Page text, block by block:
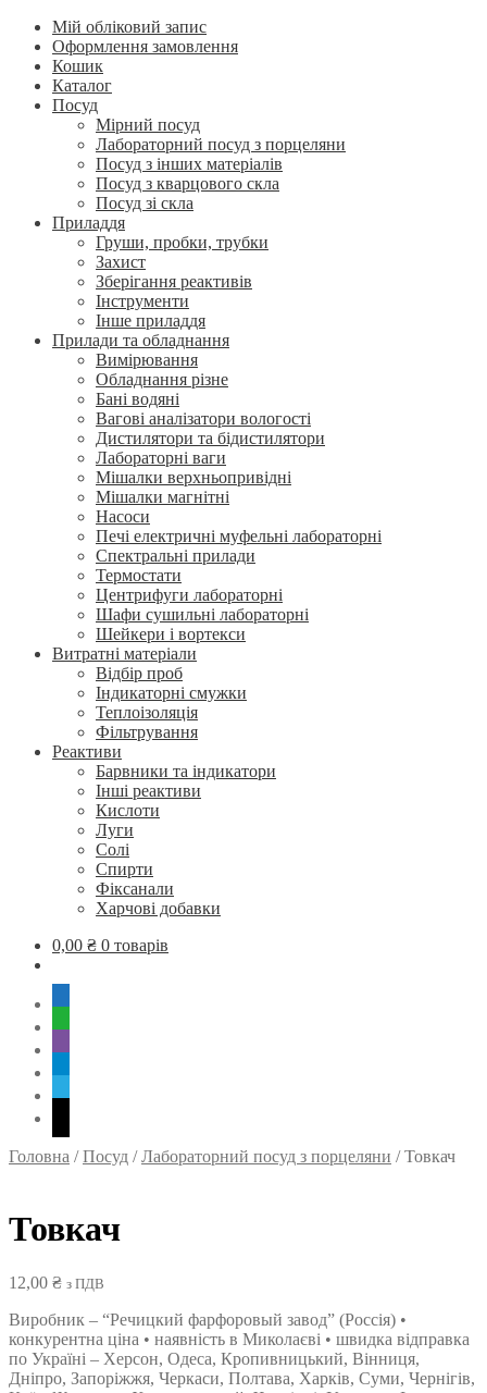
Мій обліковий запис
Оформлення замовлення
Кошик
Каталог
Посуд
Мірний посуд
Лабораторний посуд з порцеляни
Посуд з інших матеріалів
Посуд з кварцового скла
Посуд зі скла
Приладдя
Груши, пробки, трубки
Захист
Зберігання реактивів
Інструменти
Інше приладдя
Прилади та обладнання
Вимірювання
Обладнання різне
Бані водяні
Вагові аналізатори вологості
Дистилятори та бідистилятори
Лабораторні ваги
Мішалки верхньопривідні
Мішалки магнітні
Насоси
Печі електричні муфельні лабораторні
Спектральні прилади
Термостати
Центрифуги лабораторні
Шафи сушильні лабораторні
Шейкери і вортекси
Витратні матеріали
Відбір проб
Індикаторні смужки
Теплоізоляція
Фільтрування
Реактиви
Барвники та індикатори
Інші реактиви
Кислоти
Луги
Солі
Спирти
Фіксанали
Харчові добавки
0,00 ₴ 0 товарів
Головна /Посуд /Лабораторний посуд з порцеляни /Товкач
Товкач
12,00 ₴ з ПДВ
Виробник – “Речицкий фарфоровый завод” (Россія) •
конкурентна ціна • наявність в Миколаєві • швидка відправка
по Україні – Херсон, Одеса, Кропивницький, Вінниця,
Дніпро, Запоріжжя, Черкаси, Полтава, Харків, Суми, Чернігів,